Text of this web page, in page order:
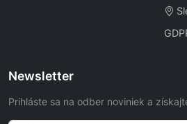
Newsletter
Prihláste sa na odber noviniek a